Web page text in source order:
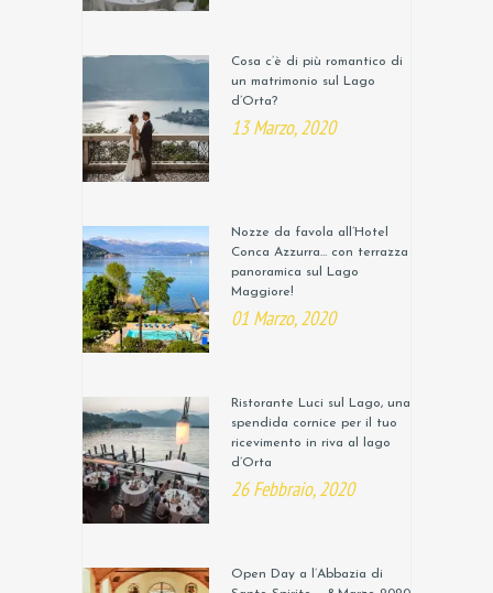
Cosa c’è di più romantico di
un matrimonio sul Lago
d’Orta?
13 Marzo, 2020
Nozze da favola all’Hotel
Conca Azzurra… con terrazza
panoramica sul Lago
Maggiore!
01 Marzo, 2020
Ristorante Luci sul Lago, una
spendida cornice per il tuo
ricevimento in riva al lago
d’Orta
26 Febbraio, 2020
Open Day a l’Abbazia di